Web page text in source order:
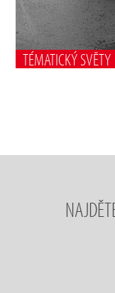
TÉMATICKÝ SVĚTY